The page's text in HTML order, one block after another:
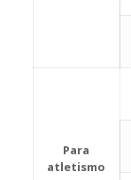
Para
atletismo